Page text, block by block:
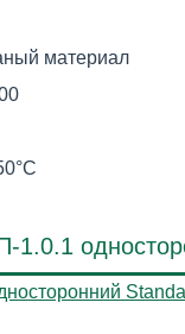
материал
1.0.1